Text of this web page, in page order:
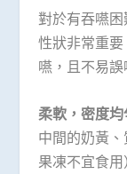
對於有吞嚥
性狀非常重
嚥，且不易
柔軟，密度均
中間的奶黃
果凍不宜食